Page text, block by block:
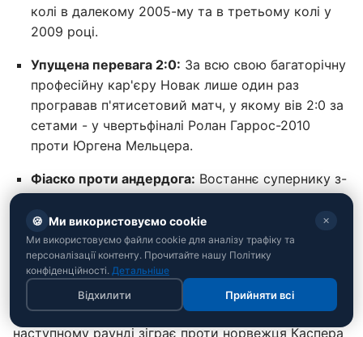
колі в далекому 2005-му та в третьому колі у
2009 році.
Упущена перевага 2:0: За всю свою багаторічну
професійну кар'єру Новак лише один раз
програвав п'ятисетовий матч, у якому вів 2:0 за
сетами - у чвертьфіналі Ролан Гаррос-2010
проти Юргена Мельцера.
Фіаско проти андердога: Востаннє супернику з-
за меж топ-20 у п'яти сетах Новак програвав аж
у 2017 році на Australian Open (тоді його образив
117-й у рейтингу Денис Істомін).
Натомість Жуан Фонсека оновив свій особистий
рекорд на турнірах Великого шолому, вперше у
житті обіграв тенісиста з топ-5 рейтингу ATP і в
наступному раунді зіграє проти норвежця Каспера
🍪 Ми використовуємо cookie ✕
Ми використовуємо файли cookie для аналізу трафіку та
персоналізації контенту. Прочитайте нашу Політику
конфіденційності. Детальніше
Відхилити Прийняти всі